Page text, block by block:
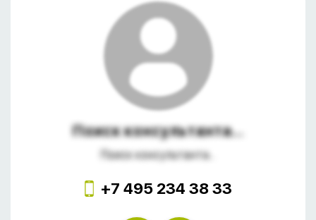
Поиск консультанта...
Поиск консультанта...
+7 495 234 38 33